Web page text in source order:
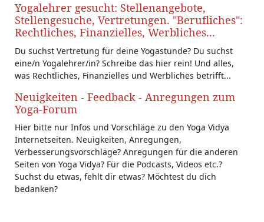
Yogalehrer gesucht: Stellenangebote,
Stellengesuche, Vertretungen. "Berufliches":
Rechtliches, Finanzielles, Werbliches...
Du suchst Vertretung für deine Yogastunde? Du suchst
eine/n Yogalehrer/in? Schreibe das hier rein! Und alles,
was Rechtliches, Finanzielles und Werbliches betrifft...
Neuigkeiten - Feedback - Anregungen zum
Yoga-Forum
Hier bitte nur Infos und Vorschläge zu den Yoga Vidya
Internetseiten. Neuigkeiten, Anregungen,
Verbesserungsvorschläge? Anregungen für die anderen
Seiten von Yoga Vidya? Für die Podcasts, Videos etc.?
Suchst du etwas, fehlt dir etwas? Möchtest du dich
bedanken?